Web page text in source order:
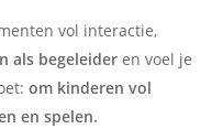
vol interactie,
als begeleideren voel je
om kinderen vol
en spelen.